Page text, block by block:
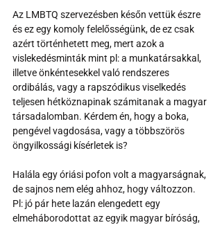
Az LMBTQ szervezésben későn vettük észre
és ez egy komoly felelősségünk, de ez csak
azért történhetett meg, mert azok a
vislekedésminták mint pl: a munkatársakkal,
illetve önkéntesekkel való rendszeres
ordibálás, vagy a rapszódikus viselkedés
teljesen hétköznapinak számitanak a magyar
társadalomban. Kérdem én, hogy a boka,
pengével vagdosása, vagy a többszörös
öngyilkossági kísérletek is?
Halála egy óriási pofon volt a magyarságnak,
de sajnos nem elég ahhoz, hogy változzon.
Pl: jó pár hete lazán elengedett egy
elmeháborodottat az egyik magyar bíróság,